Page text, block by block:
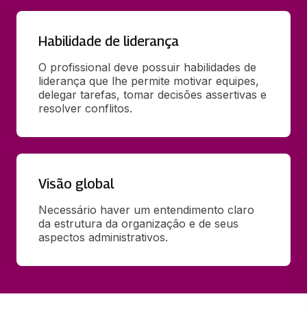
Habilidade de liderança
O profissional deve possuir habilidades de
liderança que lhe permite motivar equipes,
delegar tarefas, tomar decisões assertivas e
resolver conflitos.
Visão global
Necessário haver um entendimento claro
da estrutura da organização e de seus
aspectos administrativos.